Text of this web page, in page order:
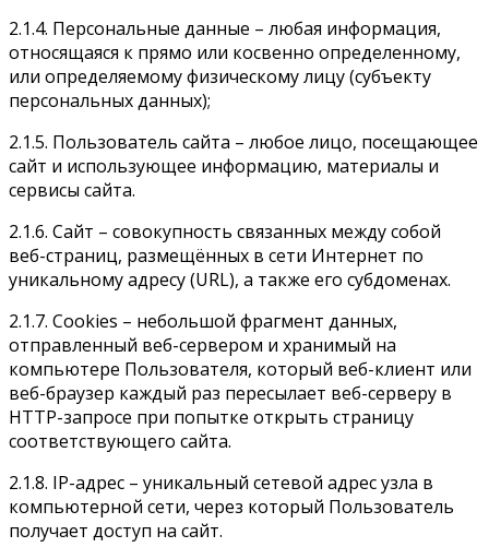
2.1.4. Персональные данные – любая информация,
относящаяся к прямо или косвенно определенному,
или определяемому физическому лицу (субъекту
персональных данных);
2.1.5. Пользователь сайта – любое лицо, посещающее
сайт и использующее информацию, материалы и
сервисы сайта.
2.1.6. Сайт – совокупность связанных между собой
веб-страниц, размещённых в сети Интернет по
уникальному адресу (URL), а также его субдоменах.
2.1.7. Cookies – небольшой фрагмент данных,
отправленный веб-сервером и хранимый на
компьютере Пользователя, который веб-клиент или
веб-браузер каждый раз пересылает веб-серверу в
HTTP-запросе при попытке открыть страницу
соответствующего сайта.
2.1.8. IP-адрес – уникальный сетевой адрес узла в
компьютерной сети, через который Пользователь
получает доступ на сайт.